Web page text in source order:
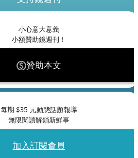
小心意大意義
小額贊助鏡週刊！
贊助本文
每期 $35 元動態話題報導
無限閱讀解鎖新鮮事
加入訂閱會員